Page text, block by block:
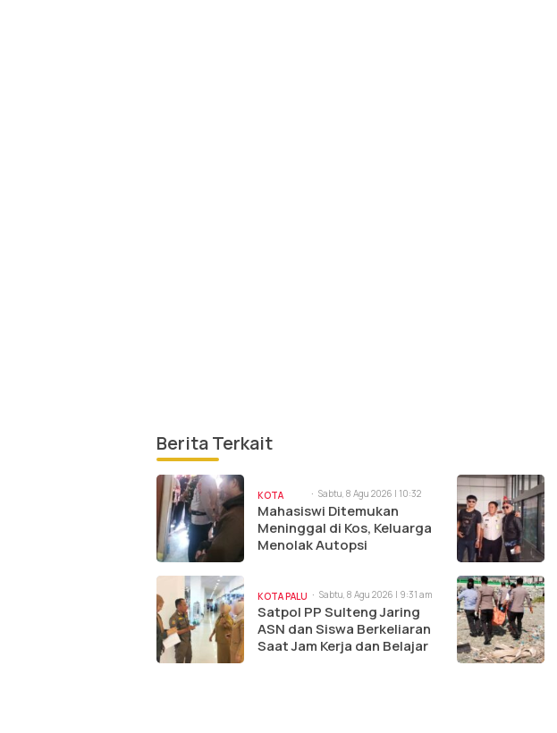
Berita Terkait
KOTA
PALU
Sabtu, 8 Agu 2026 | 10:32
am
Mahasiswi Ditemukan
Meninggal di Kos, Keluarga
Menolak Autopsi
KOTA PALU Sabtu, 8 Agu 2026 | 9:31 am
Satpol PP Sulteng Jaring
ASN dan Siswa Berkeliaran
Saat Jam Kerja dan Belajar